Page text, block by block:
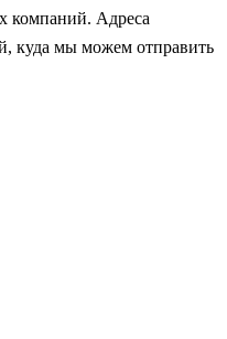
компаний. Адреса
куда мы можем отправить